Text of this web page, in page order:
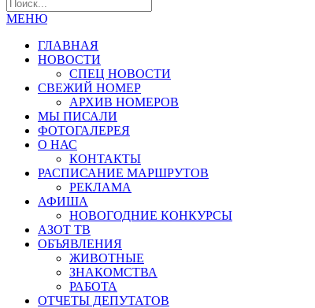
МЕНЮ
ГЛАВНАЯ
НОВОСТИ
СПЕЦ НОВОСТИ
СВЕЖИЙ НОМЕР
АРХИВ НОМЕРОВ
МЫ ПИСАЛИ
ФОТОГАЛЕРЕЯ
О НАС
КОНТАКТЫ
РАСПИСАНИЕ МАРШРУТОВ
РЕКЛАМА
АФИША
НОВОГОДНИЕ КОНКУРСЫ
АЗОТ ТВ
ОБЪЯВЛЕНИЯ
ЖИВОТНЫЕ
ЗНАКОМСТВА
РАБОТА
ОТЧЕТЫ ДЕПУТАТОВ